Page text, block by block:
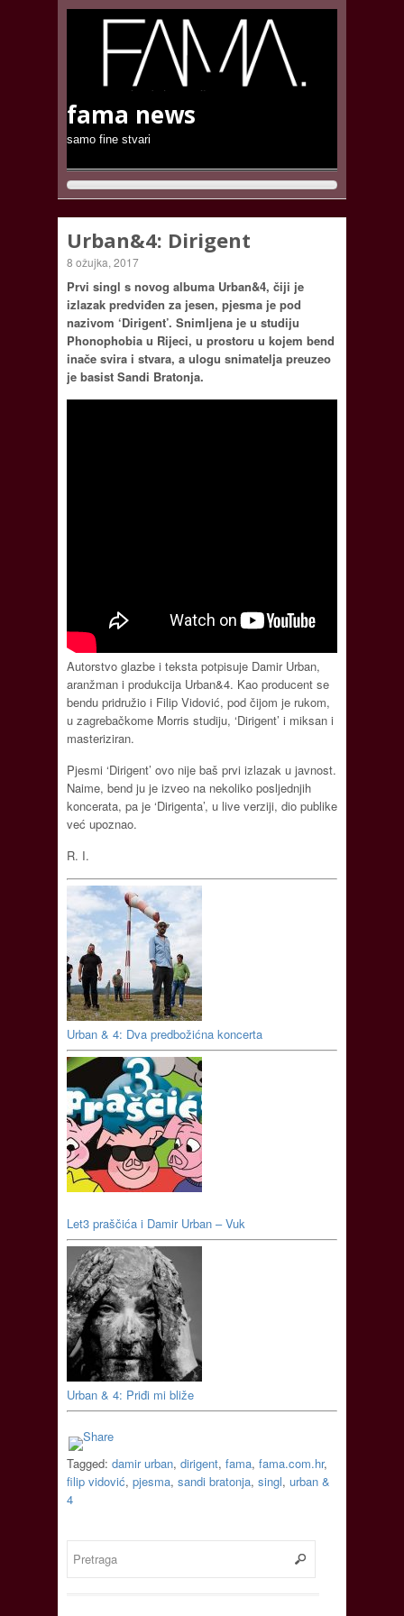
fama news
samo fine stvari
Urban&4: Dirigent
8 ožujka, 2017
Prvi singl s novog albuma Urban&4, čiji je
izlazak predviđen za jesen, pjesma je pod
nazivom ‘Dirigent’. Snimljena je u studiju
Phonophobia u Rijeci, u prostoru u kojem bend
inače svira i stvara, a ulogu snimatelja preuzeo
je basist Sandi Bratonja.
Autorstvo glazbe i teksta potpisuje Damir Urban,
aranžman i produkcija Urban&4. Kao producent se
bendu pridružio i Filip Vidović, pod čijom je rukom,
u zagrebačkome Morris studiju, ‘Dirigent’ i miksan i
masteriziran.
Pjesmi ‘Dirigent’ ovo nije baš prvi izlazak u javnost.
Naime, bend ju je izveo na nekoliko posljednjih
koncerata, pa je ‘Dirigenta’, u live verziji, dio publike
već upoznao.
R. I.
Urban & 4: Dva predbožićna koncerta
Let3 praščića i Damir Urban – Vuk
Urban & 4: Priđi mi bliže
Tagged: damir urban, dirigent, fama, fama.com.hr,
filip vidović, pjesma, sandi bratonja, singl, urban &
4